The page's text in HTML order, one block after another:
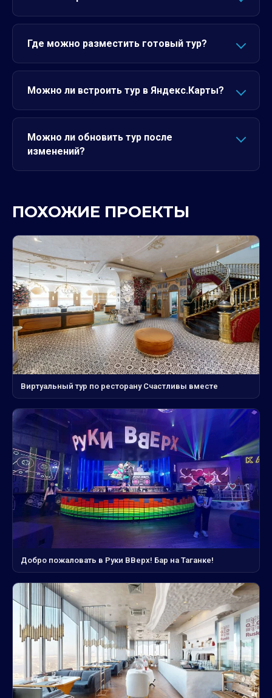
Где можно разместить готовый тур?
Можно ли встроить тур в Яндекс.Карты?
Можно ли обновить тур после
изменений?
ПОХОЖИЕ ПРОЕКТЫ
Виртуальный тур по ресторану Счастливы вместе
Добро пожаловать в Руки ВВерх! Бар на Таганке!